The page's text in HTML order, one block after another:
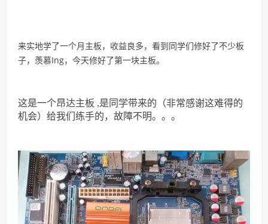
来实地学了一个月主板，收益良多，看到同学们修好了不少板
子，羡慕Ing，今天修好了第一块主板。
这是一个昂达主板 ,是同学带来的（非常感谢这难得的
机会）给我们练手的，故障不明。。。